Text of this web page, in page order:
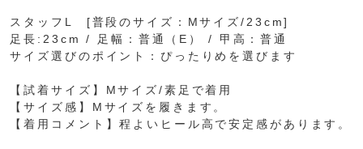
スタッフL [普段のサイズ：Mサイズ/23cm]
足長:23cm / 足幅：普通（E） / 甲高：普通
サイズ選びのポイント：ぴったりめを選びます
【試着サイズ】Mサイズ/素足で着用
【サイズ感】Mサイズを履きます。
【着用コメント】程よいヒール高で安定感があります。